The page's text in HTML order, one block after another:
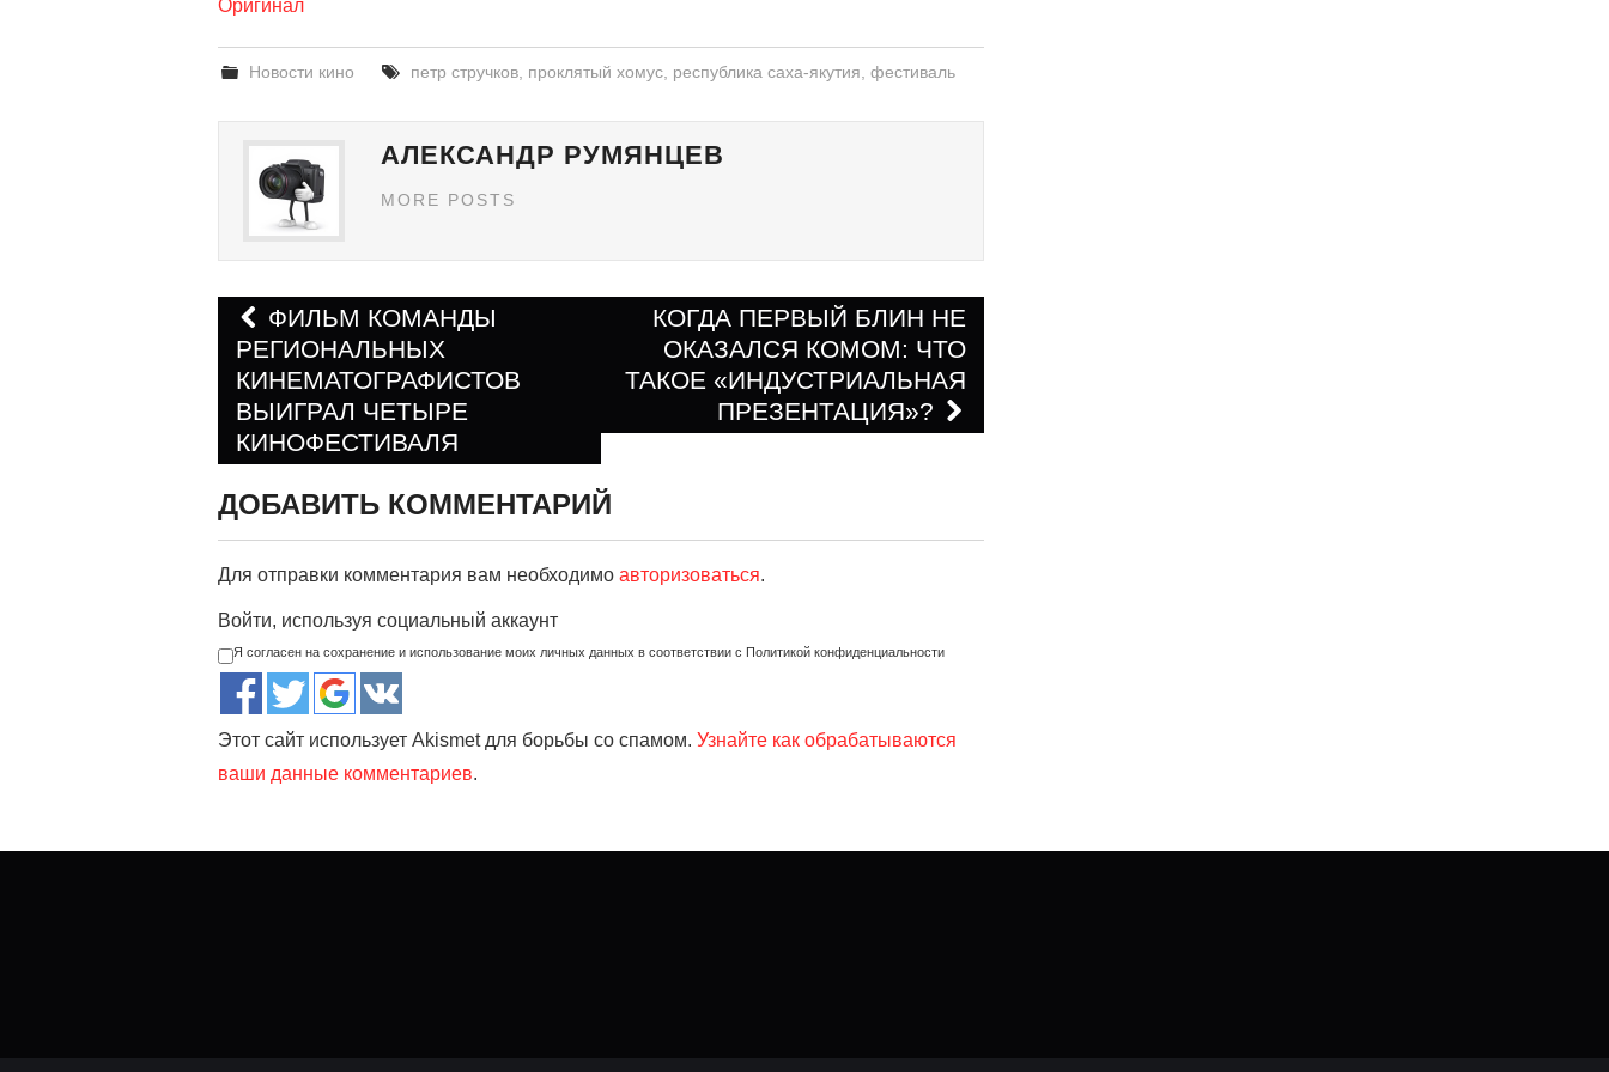
Оригинал
Новости кино петр стручков, проклятый хомус, республика саха-якутия, фестиваль
АЛЕКСАНДР РУМЯНЦЕВ
MORE POSTS
Навигация по записям
ФИЛЬМ КОМАНДЫ
РЕГИОНАЛЬНЫХ
КИНЕМАТОГРАФИСТОВ
ВЫИГРАЛ ЧЕТЫРЕ
КИНОФЕСТИВАЛЯ
КОГДА ПЕРВЫЙ БЛИН НЕ
ОКАЗАЛСЯ КОМОМ: ЧТО
ТАКОЕ «ИНДУСТРИАЛЬНАЯ
ПРЕЗЕНТАЦИЯ»?
ДОБАВИТЬ КОММЕНТАРИЙ
Для отправки комментария вам необходимо авторизоваться.
Войти, используя социальный аккаунт
Я согласен на сохранение и использование моих личных данных в соответствии с Политикой конфиденциальности
Этот сайт использует Akismet для борьбы со спамом. Узнайте как обрабатываются
ваши данные комментариев.